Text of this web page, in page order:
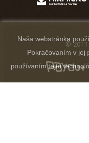
Naša webstránka
Pokračovaním v jej
používaním tejto
© 2011